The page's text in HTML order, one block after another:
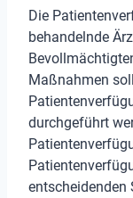
Die
behandelnde
Maßnahmen
durchgeführt
entscheidenden